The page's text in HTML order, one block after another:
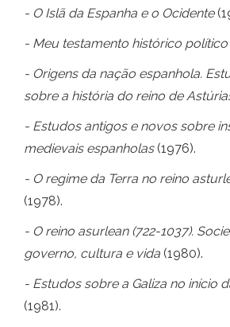
- O Islã da Espanha e o Ocidente
- Meu testamento histórico político
- Origens da nação espanhola.
sobre a história do reino de
- Estudos antigos e novos sobre
medievais espanholas (1976).
- O regime da Terra no reino
(1978).
- O reino asurlean (722-1037).
governo, cultura e vida (1980).
- Estudos sobre a Galiza no início
(1981).